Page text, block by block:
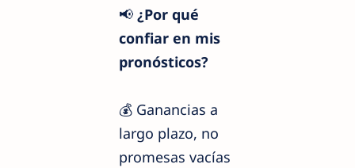
📢 ¿Por qué
confiar en mis
pronósticos?
💰 Ganancias a
largo plazo, no
promesas vacías